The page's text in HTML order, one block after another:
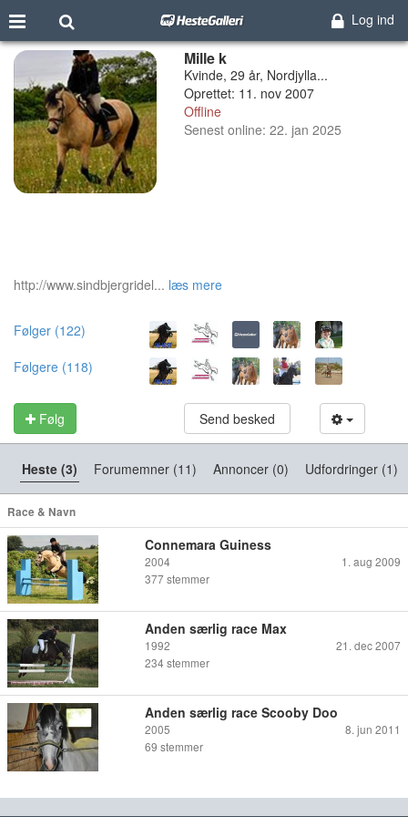
Log ind
Mille k
Kvinde, 29 år, Nordjylla...
Oprettet: 11. nov 2007
Offline
Senest online: 22. jan 2025
http://www.sindbjergridel... læs mere
Følger (122)
Følgere (118)
Følg Send besked
Heste (3) Forumemner (11) Annoncer (0) Udfordringer (1)
Race & Navn
Connemara Guiness
2004
1. aug 2009
377 stemmer
Anden særlig race Max
1992
21. dec 2007
234 stemmer
Anden særlig race Scooby Doo
2005
8. jun 2011
69 stemmer